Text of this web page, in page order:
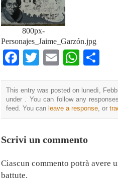
800px-
Personajes_Jaime_Garzón.jpg
Facebook
TwitterEmail
This entry was posted on lunedì,
under . You can follow any
feed. You can leave a response, or
Scrivi un commento
Ciascun commento potrà avere
battute.